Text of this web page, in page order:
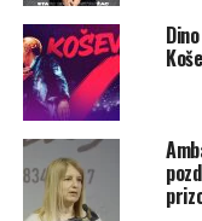
prepoznatljiva kao
Srbije – u više
protestovali, a u
VideoOVDJE.
Klix